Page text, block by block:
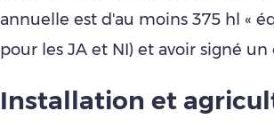
annuelle est d'au moins 375 hl «
pour les JA et NI) et avoir signé
Installation et